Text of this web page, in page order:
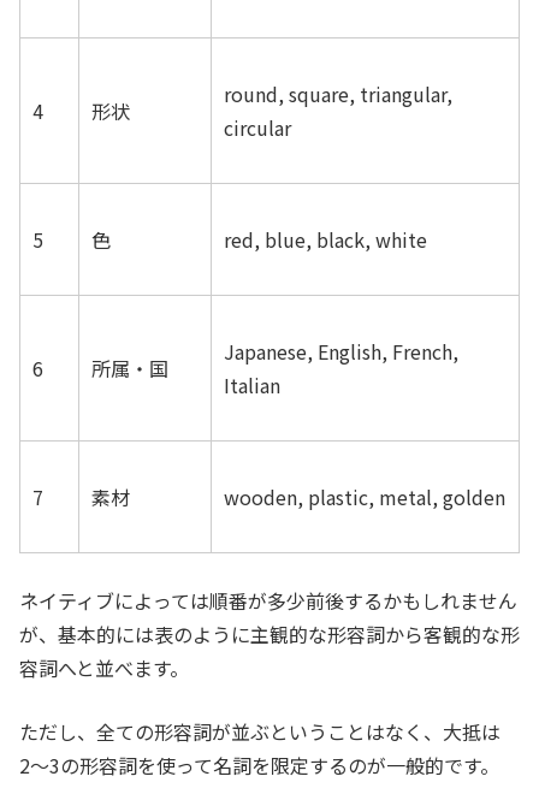
4 形状
round, square, triangular,
circular
5 色 red, blue, black, white
6 所属・国
Japanese, English, French,
Italian
7 素材 wooden, plastic, metal, golden
ネイティブによっては順番が多少前後するかもしれません
が、基本的には表のように主観的な形容詞から客観的な形
容詞へと並べます。
ただし、全ての形容詞が並ぶということはなく、大抵は
2〜3の形容詞を使って名詞を限定するのが一般的です。